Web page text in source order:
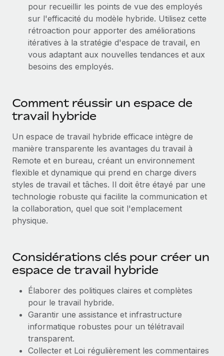
En savoir plus
pour recueillir les points de vue des employés
sur l'efficacité du modèle hybride. Utilisez cette
rétroaction pour apporter des améliorations
itératives à la stratégie d'espace de travail, en
vous adaptant aux nouvelles tendances et aux
besoins des employés.
Comment réussir un espace de
travail hybride
Un espace de travail hybride efficace intègre de
manière transparente les avantages du travail à
Remote et en bureau, créant un environnement
flexible et dynamique qui prend en charge divers
styles de travail et tâches. Il doit être étayé par une
technologie robuste qui facilite la communication et
la collaboration, quel que soit l'emplacement
physique.
Considérations clés pour créer un
espace de travail hybride
Élaborer des politiques claires et complètes
pour le travail hybride.
Garantir une assistance et infrastructure
informatique robustes pour un télétravail
transparent.
Collecter et Loi régulièrement les commentaires